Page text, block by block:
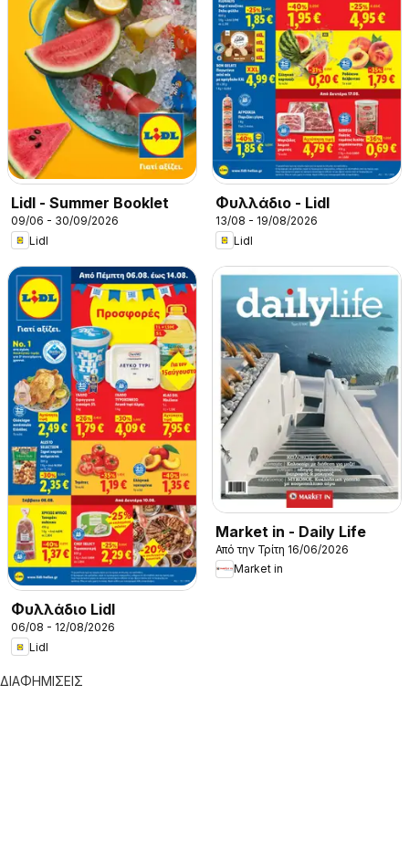
Lidl - Summer Booklet
09/06 - 30/09/2026
Lidl
Φυλλάδιο - Lidl
13/08 - 19/08/2026
Lidl
Φυλλάδιο Lidl
06/08 - 12/08/2026
Lidl
Market in - Daily Life
Από την Τρίτη 16/06/2026
Market in
ΔΙΑΦΗΜΙΣΕΙΣ